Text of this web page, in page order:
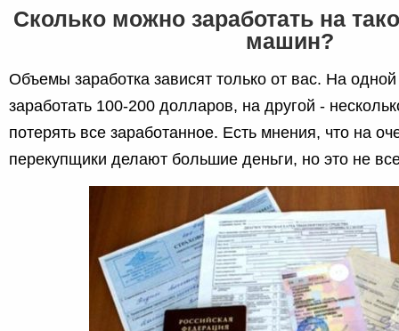
Сколько можно заработать на
машин?
Объемы заработка зависят только от вас. На
заработать 100-200 долларов, на другой -
потерять все заработанное. Есть мнения, что на
перекупщики делают большие деньги, но это не